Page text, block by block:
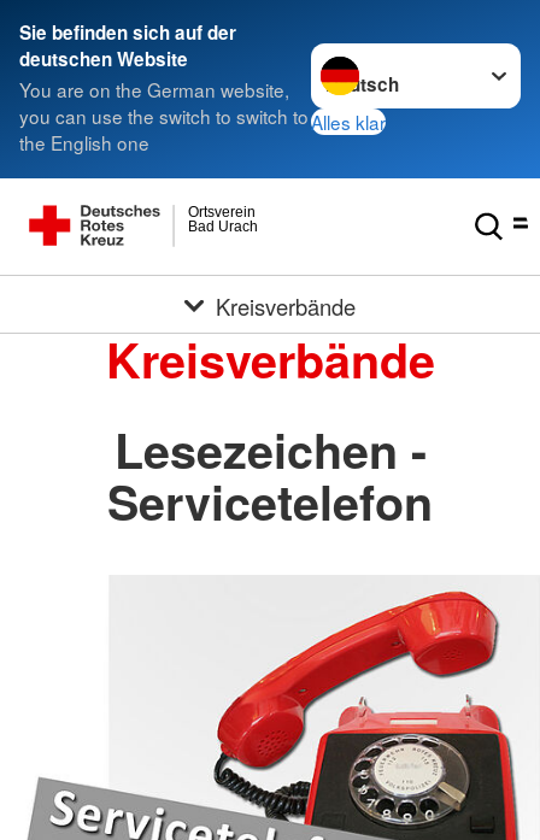
Sie befinden sich auf der
deutschen Website
You are on the German website,
you can use the switch to switch to
the English one
Sprache wechseln zu
Alles klar
Bad Urach
Ortsverein
Kreisverbände
Kreisverbände
Lesezeichen -
Servicetelefon